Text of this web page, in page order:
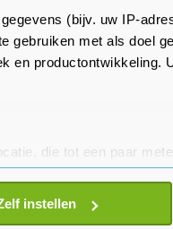
(bijv. uw IP-
gebruiken met als doel
en productontwikkeling.
die tot een paar
op specifieke
verwerkt en stel uw
Cookieverklaring.
instellen